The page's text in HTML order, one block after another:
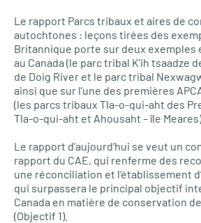
Le rapport Parcs tribaux et aires de
autochtones : leçons tirées des
Britannique porte sur deux exemples
au Canada (le parc tribal K’ih tsaadze
de Doig River et le parc tribal
ainsi que sur l’une des premières
(les parcs tribaux Tla-o-qui-aht des
Tla-o-qui-aht et Ahousaht – île
Le rapport d’aujourd’hui se veut un
rapport du CAE, qui renferme des
une réconciliation et l’établissement
qui surpassera le principal objectif
Canada en matière de conservation
(Objectif 1).